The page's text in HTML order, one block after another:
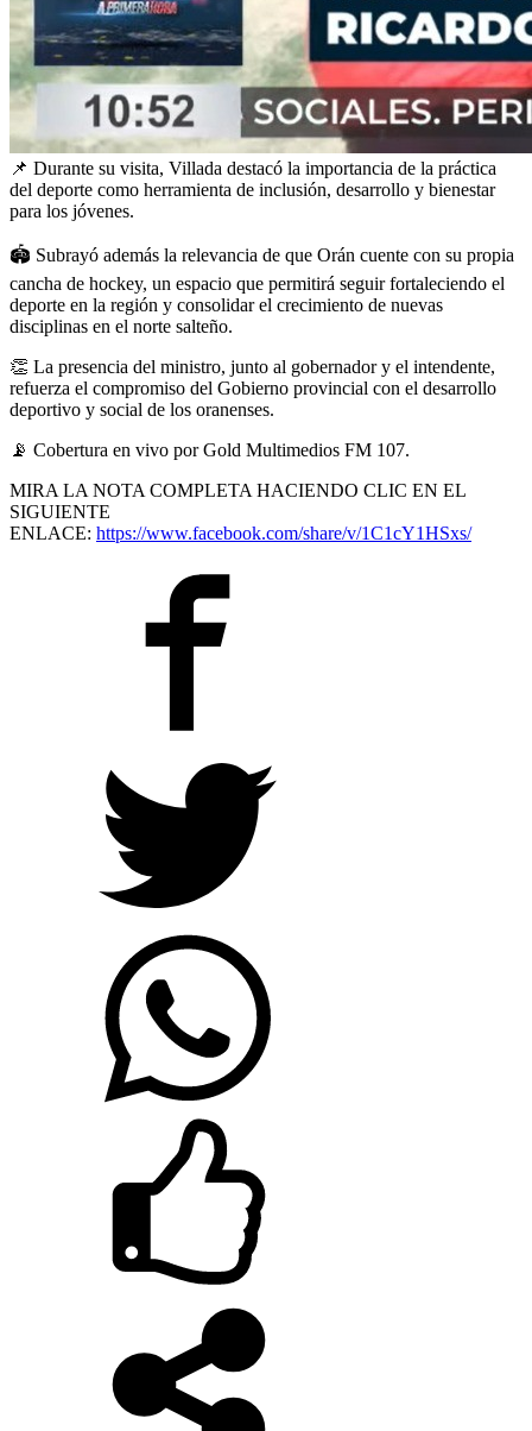
📌 Durante su visita, Villada destacó la importancia de la práctica
del deporte como herramienta de inclusión, desarrollo y bienestar
para los jóvenes.
🏟 Subrayó además la relevancia de que Orán cuente con su propia
cancha de hockey, un espacio que permitirá seguir fortaleciendo el
deporte en la región y consolidar el crecimiento de nuevas
disciplinas en el norte salteño.
👏 La presencia del ministro, junto al gobernador y el intendente,
refuerza el compromiso del Gobierno provincial con el desarrollo
deportivo y social de los oranenses.
📡 Cobertura en vivo por Gold Multimedios FM 107.
MIRA LA NOTA COMPLETA HACIENDO CLIC EN EL
SIGUIENTE
ENLACE: https://www.facebook.com/share/v/1C1cY1HSxs/